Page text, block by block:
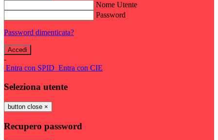
Nome Utente
Password
Password dimenticata?
-
Entra con SPID Entra con CIE
Seleziona utente
button close ×
Recupero password